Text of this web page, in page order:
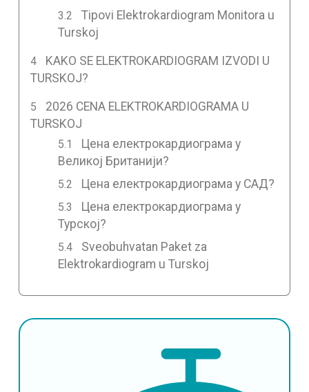
Tipovi Elektrokardiogram Monitora u
Turskoj
KAKO SE ELEKTROKARDIOGRAM IZVODI U
TURSKOJ?
2026 CENA ELEKTROKARDIOGRAMA U
TURSKOJ
Цена електрокардиограма у
Великој Британији?
Цена електрокардиограма у САД?
Цена електрокардиограма у
Турској?
Sveobuhvatan Paket za
Elektrokardiogram u Turskoj